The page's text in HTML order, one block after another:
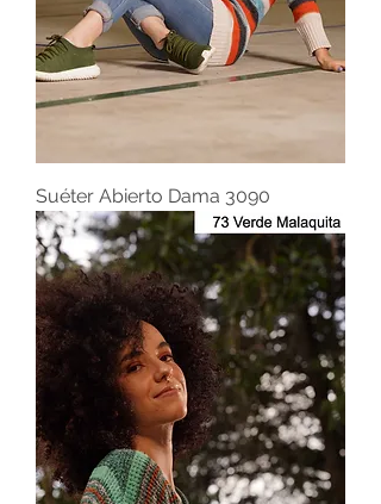
Suéter Abierto Dama 3090